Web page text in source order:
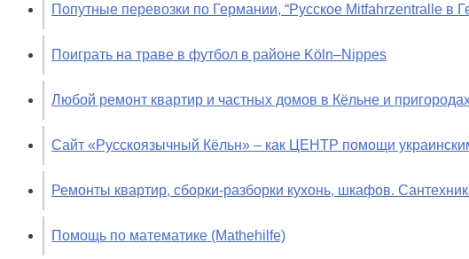
Попутные перевозки по Германии, “Русское Mitfahrzentralle в
Поиграть на траве в футбол в районе Köln–Nippes
Любой ремонт квартир и частных домов в Кёльне и
Сайт «Русскоязычный Кёльн» – как ЦЕНТР помощи
Ремонты квартир, сборки-разборки кухонь, шкафов.
Помощь по математике (Mathehilfe)